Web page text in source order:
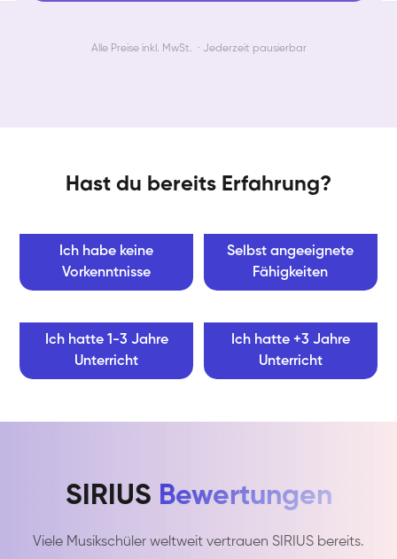
Alle Preise inkl. MwSt. · Jederzeit pausierbar
Hast du bereits Erfahrung?
Ich habe keine
Vorkenntnisse
Selbst angeeignete
Fähigkeiten
Ich hatte 1-3 Jahre
Unterricht
Ich hatte +3 Jahre
Unterricht
SIRIUS Bewertungen
Viele Musikschüler weltweit vertrauen SIRIUS bereits.